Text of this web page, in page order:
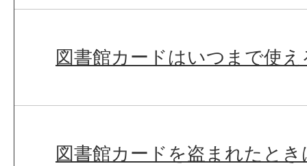
図書館カードはいつまで使
図書館カードを盗まれたとき